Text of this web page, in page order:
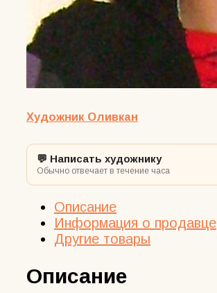
Художник Оливкан
💬 Написать художнику
Обычно отвечает в течение часа
Описание
Информация о продавце
Другие товары
Описание